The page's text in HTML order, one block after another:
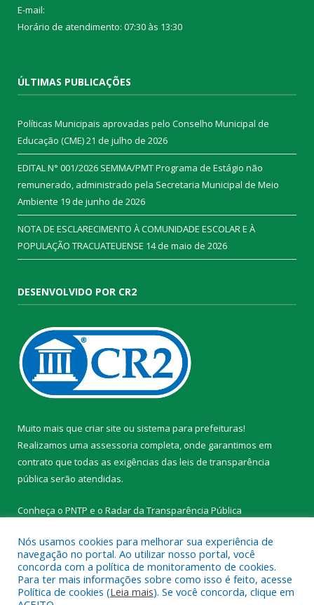
E-mail:
Horário de atendimento: 07:30 às 13:30
ÚLTIMAS PUBLICAÇÕES
Políticas Municipais aprovadas pelo Conselho Municipal de
Educação (CME)21 de julho de 2026
EDITAL N° 001/2026 SEMMA/PMT Programa de Estágio não
remunerado, administrado pela Secretaria Municipal de Meio
Ambiente 19 de junho de 2026
NOTA DE ESCLARECIMENTO À COMUNIDADE ESCOLAR E À
POPULAÇÃO TRACUATEUENSE 14 de maio de 2026
DESENVOLVIDO POR CR2
Muito mais que criar site ou sistema para prefeituras!
Realizamos uma assessoria completa, onde garantimos em
contrato que todas as exigências das leis de transparência
pública serão atendidas.
Conheça o PNTP e o Radar da Transparência Pública
Todos os direitos reservados a Prefeitura Municipal de
Tracuateua.
Nós usamos cookies para melhorar sua experiência de
navegação no portal. Ao utilizar nosso portal, você
concorda com a política de monitoramento de cookies.
Para ter mais informações sobre como isso é feito, acesse
Política de cookies (Leia mais). Se você concorda, clique em